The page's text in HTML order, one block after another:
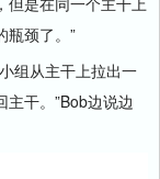
瓶颈了。”
组从主干上拉出一
干。”Bob边说边